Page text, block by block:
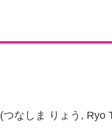
(つなしま りょう, Ryo